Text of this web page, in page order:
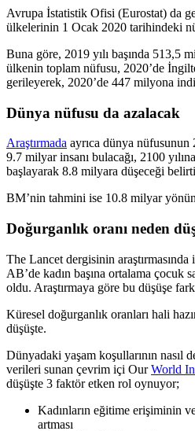
Avrupa İstatistik Ofisi (Eurostat) da
ülkelerinin 1 Ocak 2020 tarihindeki
Buna göre, 2019 yılı başında 513,5
ülkenin toplam nüfusu, 2020’de
gerileyerek, 2020’de 447 milyona
Dünya nüfusu da azalacak
Araştırmada ayrıca dünya nüfusunun
9.7 milyar insanı bulacağı, 2100
başlayarak 8.8 milyara düşeceği
BM’nin tahmini ise 10.8 milyar
Doğurganlık oranı neden
The Lancet dergisinin
AB’de kadın başına ortalama çocuk
oldu. Araştırmaya göre bu düşüşe
Küresel doğurganlık oranları hali
düşüşte.
Dünyadaki yaşam koşullarının nasıl
verileri sunan çevrim içi OurWorld
düşüşte 3 faktör etken rol oynuyor;
Kadınların eğitime erişiminin ve
artması